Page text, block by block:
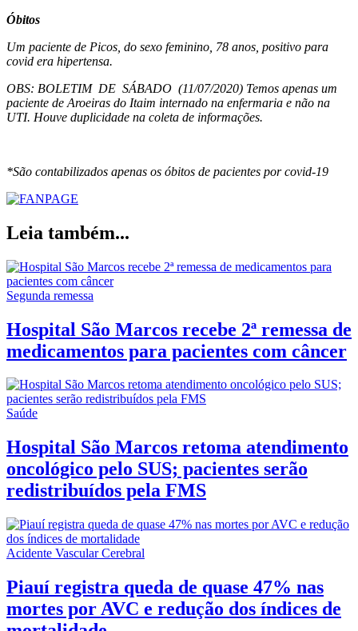
Óbitos
Um paciente de Picos, do sexo feminino, 78 anos, positivo para
covid era hipertensa.
OBS: BOLETIM DE SÁBADO (11/07/2020) Temos apenas um
paciente de Aroeiras do Itaim internado na enfermaria e não na
UTI. Houve duplicidade na coleta de informações.
*São contabilizados apenas os óbitos de pacientes por covid-19
Leia também...
Segunda remessa
Hospital São Marcos recebe 2ª remessa de
medicamentos para pacientes com câncer
Saúde
Hospital São Marcos retoma atendimento
oncológico pelo SUS; pacientes serão
redistribuídos pela FMS
Acidente Vascular Cerebral
Piauí registra queda de quase 47% nas
mortes por AVC e redução dos índices de